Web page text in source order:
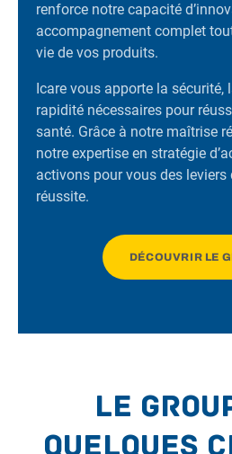
renforce notre capacité
accompagnement complet
vie de vos produits.
Icare vous apporte la sécurité,
rapidité nécessaires pour
santé. Grâce à notre maîtrise
notre expertise en stratégie
activons pour vous des
réussite.
DÉCOUVRIR LE
Le
quelques